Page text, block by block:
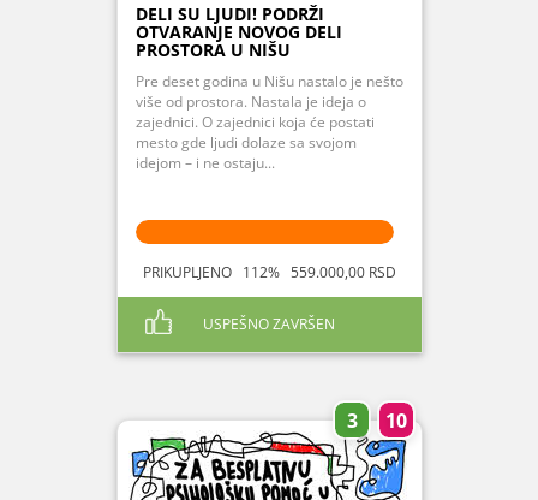
DELI SU LJUDI! PODRŽI
OTVARANJE NOVOG DELI
PROSTORA U NIŠU
Pre deset godina u Nišu nastalo je nešto
više od prostora. Nastala je ideja o
zajednici. O zajednici koja će postati
mesto gde ljudi dolaze sa svojom
idejom – i ne ostaju...
PRIKUPLJENO 112% 559.000,00 RSD
USPEŠNO ZAVRŠEN
3 10